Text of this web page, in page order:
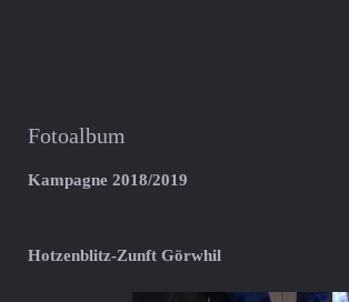
Fotoalbum
Kampagne 2018/2019
Hotzenblitz-Zunft Görwhil